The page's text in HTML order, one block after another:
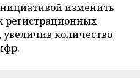
изменить
регистрационных
количество